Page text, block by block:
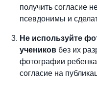
получить согласие
псевдонимы и
Не используйте
учеников без их
фотографии ребенка
согласие на